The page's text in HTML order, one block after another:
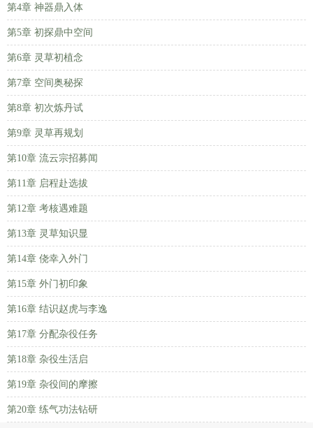
第4章 神器鼎入体
第5章 初探鼎中空间
第6章 灵草初植念
第7章 空间奥秘探
第8章 初次炼丹试
第9章 灵草再规划
第10章 流云宗招募闻
第11章 启程赴选拔
第12章 考核遇难题
第13章 灵草知识显
第14章 侥幸入外门
第15章 外门初印象
第16章 结识赵虎与李逸
第17章 分配杂役任务
第18章 杂役生活启
第19章 杂役间的摩擦
第20章 练气功法钻研